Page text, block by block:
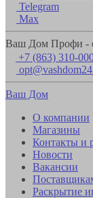
Telegram
Max
Ваш Дом Профи -
+7 (863) 310-
Ваш Дом
О компании
Магазины
Контакты и
Новости
Вакансии
Раскрытие